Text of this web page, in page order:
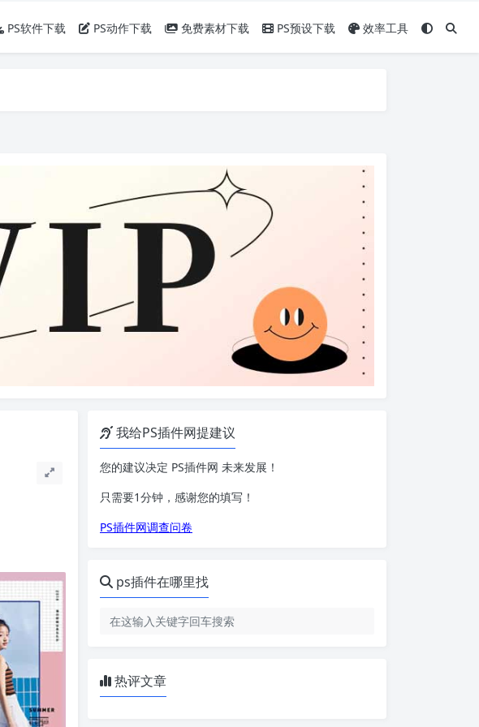
PS软件下载 PS动作下载 免费素材下载 PS预设下载
效率工具
我给PS插件网提建议
您的建议决定 PS插件网 未来发展！
只需要1分钟，感谢您的填写！
PS插件网调查问卷
ps插件在哪里找
热评文章